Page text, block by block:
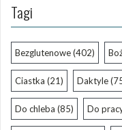
Tagi
Bezglutenowe(402)
Ciastka (21) Daktyle
Do chleba (85) Do